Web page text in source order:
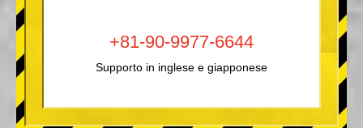
+81-90-9977-6644
Supporto in inglese e giapponese